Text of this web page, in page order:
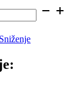
Sniženje